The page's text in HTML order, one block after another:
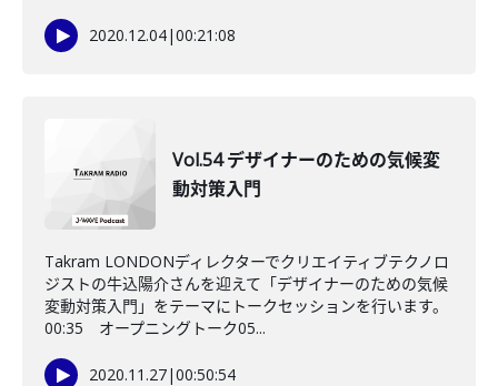
2020.12.04|00:21:08
Vol.54 デザイナーのための気候変
動対策入門
Takram LONDONディレクターでクリエイティブテクノロ
ジストの牛込陽介さんを迎えて「デザイナーのための気候
変動対策入門」をテーマにトークセッションを行います。
00:35 オープニングトーク05...
2020.11.27|00:50:54